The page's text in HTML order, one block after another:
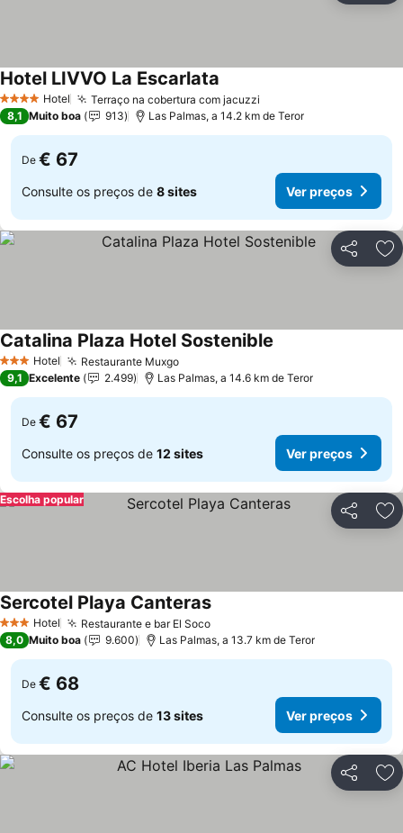
4 EstrelasHotel Terraço na cobertura com jacuzzi
Hotel LIVVO La Escarlata
8,1 Muito boa 913 Las Palmas, a 14.2 km de Teror
De € 67
Consulte os preços de 8 sites Ver preços
Partilhar
3 EstrelasHotel Restaurante Muxgo
Catalina Plaza Hotel Sostenible
9,1 Excelente 2.499 Las Palmas, a 14.6 km de Teror
De € 67
Consulte os preços de 12 sites Ver preços
Partilhar
Escolha popular
3 EstrelasHotel Restaurante e bar El Soco
Sercotel Playa Canteras
8,0 Muito boa 9.600 Las Palmas, a 13.7 km de Teror
De € 68
Consulte os preços de 13 sites Ver preços
Partilhar